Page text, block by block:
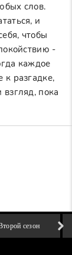
слов.
и
чтобы
-
каждое
к разгадке,
пока
сезон